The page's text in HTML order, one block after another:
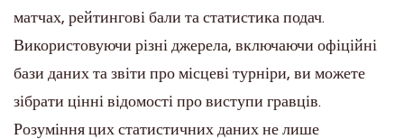
матчах, рейтингові бали та статистика подач.
Використовуючи різні джерела, включаючи офіційні
бази даних та звіти про місцеві турніри, ви можете
зібрати цінні відомості про виступи гравців.
Розуміння цих статистичних даних не лише